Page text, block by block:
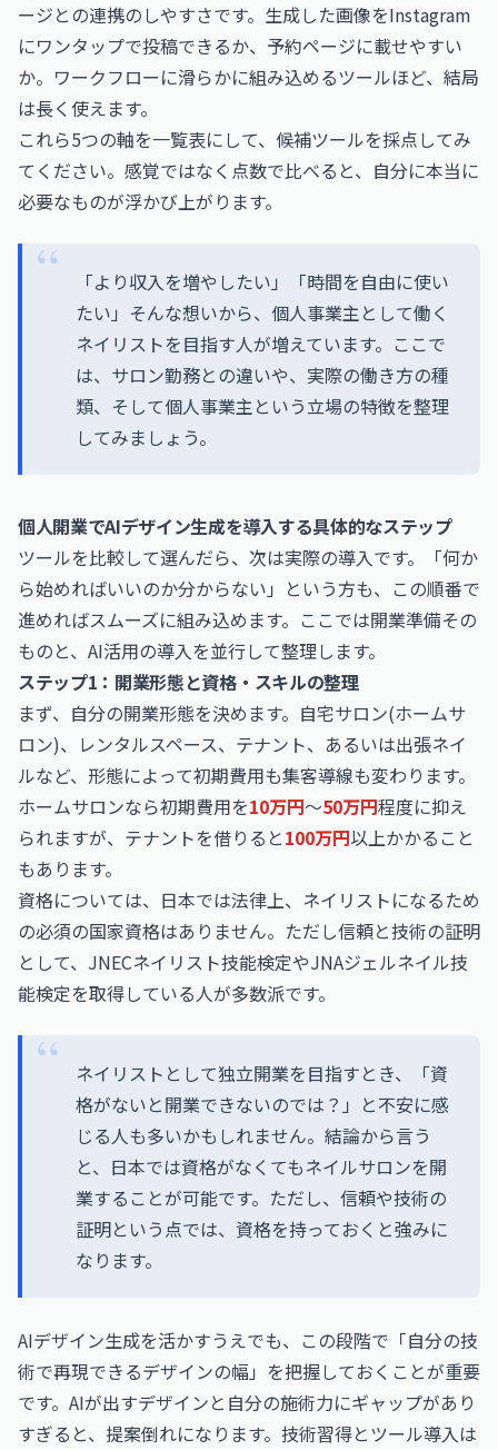
ージとの連携のしやすさです。生成した画像をInstagram
にワンタップで投稿できるか、予約ページに載せやすい
か。ワークフローに滑らかに組み込めるツールほど、結局
は長く使えます。
これら5つの軸を一覧表にして、候補ツールを採点してみ
てください。感覚ではなく点数で比べると、自分に本当に
必要なものが浮かび上がります。
「より収入を増やしたい」「時間を自由に使い
たい」そんな想いから、個人事業主として働く
ネイリストを目指す人が増えています。ここで
は、サロン勤務との違いや、実際の働き方の種
類、そして個人事業主という立場の特徴を整理
してみましょう。
個人開業でAIデザイン生成を導入する具体的なステップ
ツールを比較して選んだら、次は実際の導入です。「何か
ら始めればいいのか分からない」という方も、この順番で
進めればスムーズに組み込めます。ここでは開業準備その
ものと、AI活用の導入を並行して整理します。
ステップ1：開業形態と資格・スキルの整理
まず、自分の開業形態を決めます。自宅サロン(ホームサ
ロン)、レンタルスペース、テナント、あるいは出張ネイ
ルなど、形態によって初期費用も集客導線も変わります。
ホームサロンなら初期費用を10万円〜50万円程度に抑え
られますが、テナントを借りると100万円以上かかること
もあります。
資格については、日本では法律上、ネイリストになるため
の必須の国家資格はありません。ただし信頼と技術の証明
として、JNECネイリスト技能検定やJNAジェルネイル技
能検定を取得している人が多数派です。
ネイリストとして独立開業を目指すとき、「資
格がないと開業できないのでは？」と不安に感
じる人も多いかもしれません。結論から言う
と、日本では資格がなくてもネイルサロンを開
業することが可能です。ただし、信頼や技術の
証明という点では、資格を持っておくと強みに
なります。
AIデザイン生成を活かすうえでも、この段階で「自分の技
術で再現できるデザインの幅」を把握しておくことが重要
です。AIが出すデザインと自分の施術力にギャップがあり
すぎると、提案倒れになります。技術習得とツール導入は